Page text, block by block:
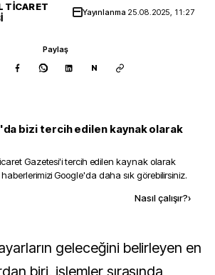
TICARET
Yayınlanma 25.08.2025, 11:27
Paylaş
N
bizi tercih edilen kaynak olarak
Gazetesi'i tercih edilen kaynak olarak
Google'da daha sık görebilirsiniz.
Nasıl çalışır?›
biri, işlemler sırasında